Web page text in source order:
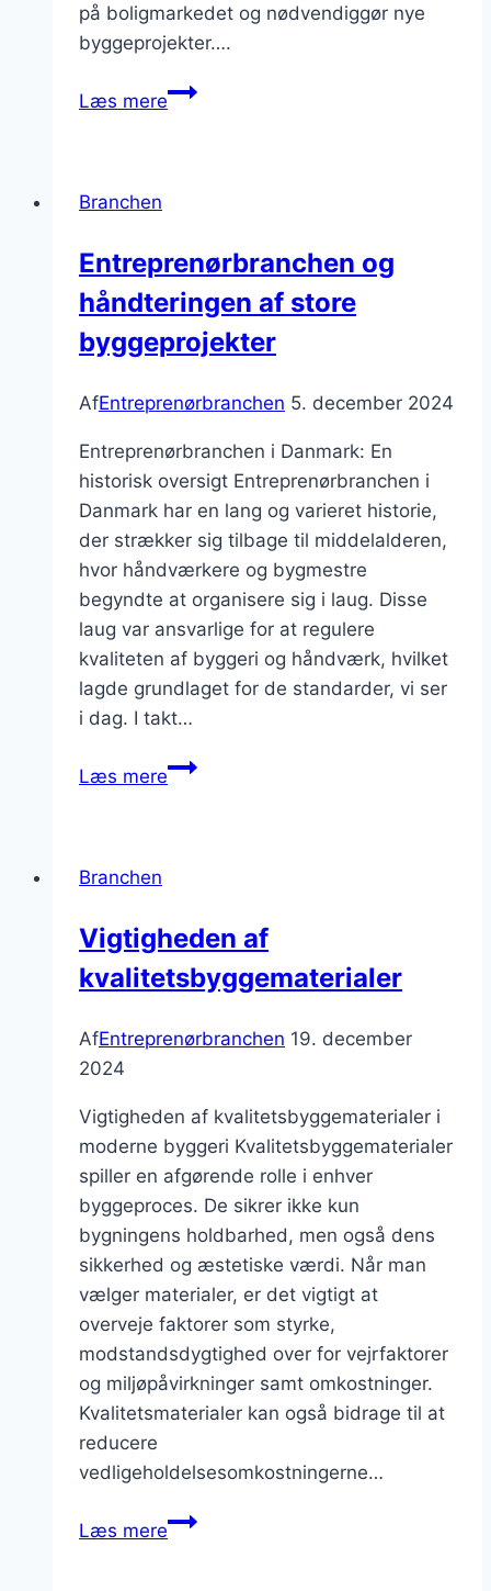
på boligmarkedet og nødvendiggør nye
byggeprojekter….
Læs mereByggeri
boliger
Branchen
Entreprenørbranchen og
håndteringen af store
byggeprojekter
AfEntreprenørbranchen 5. december 2024
Entreprenørbranchen i Danmark: En
historisk oversigt Entreprenørbranchen i
Danmark har en lang og varieret historie,
der strækker sig tilbage til middelalderen,
hvor håndværkere og bygmestre
begyndte at organisere sig i laug. Disse
laug var ansvarlige for at regulere
kvaliteten af byggeri og håndværk, hvilket
lagde grundlaget for de standarder, vi ser
i dag. I takt…
Læs mereEntreprenørbranchen
Branchen
Vigtigheden af
kvalitetsbyggematerialer
AfEntreprenørbranchen 19. december
2024
Vigtigheden af kvalitetsbyggematerialer i
moderne byggeri Kvalitetsbyggematerialer
spiller en afgørende rolle i enhver
byggeproces. De sikrer ikke kun
bygningens holdbarhed, men også dens
sikkerhed og æstetiske værdi. Når man
vælger materialer, er det vigtigt at
overveje faktorer som styrke,
modstandsdygtighed over for vejrfaktorer
og miljøpåvirkninger samt omkostninger.
Kvalitetsmaterialer kan også bidrage til at
reducere
vedligeholdelsesomkostningerne…
Læs mereVigtigheden